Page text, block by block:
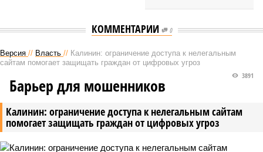
КОММЕНТАРИИ 0
Версия // Власть // Калинин: ограничение доступа к нелегальным
сайтам помогает защищать граждан от цифровых угроз
Калинин: ограничение доступа к нелегальным сайтам
помогает защищать граждан от цифровых угроз
3891
Барьер для мошенников